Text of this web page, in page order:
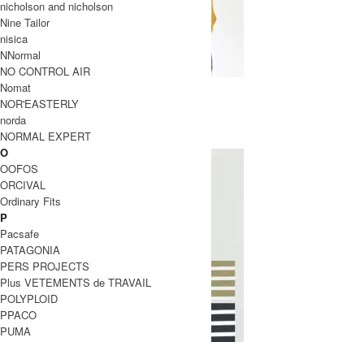
SHORT PARKA COAT
SOLD OUT
DAILY WARDROBE INDUSTRY
デイリーワードローブインダストリー
nicholson and nicholson
Nine Tailor
nisica
NNormal
NO CONTROL AIR
Nomat
NOR'EASTERLY
norda
NORMAL EXPERT
O
OOFOS
ORCIVAL
Ordinary Fits
P
Pacsafe
PATAGONIA
PERS PROJECTS
Plus VETEMENTS de TRAVAIL
POLYPLOID
PPACO
PUMA